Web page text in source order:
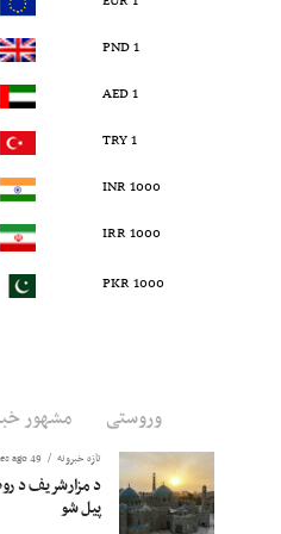
1 PND
1 AED
1 TRY
1000 INR
1000 IRR
1000 PKR
وروستی مشهور
تازه خبرونه 49 minutes ago
د مزارشریف د
پیل شو